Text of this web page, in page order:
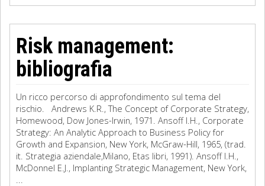
Risk management:
bibliografia
Un ricco percorso di approfondimento sul tema del
rischio. Andrews K.R., The Concept of Corporate Strategy,
Homewood, Dow Jones-Irwin, 1971. Ansoff I.H., Corporate
Strategy: An Analytic Approach to Business Policy for
Growth and Expansion, New York, McGraw-Hill, 1965, (trad.
it. Strategia aziendale,Milano, Etas libri, 1991). Ansoff I.H.,
McDonnel E.J., Implanting Strategic Management, New York,
...